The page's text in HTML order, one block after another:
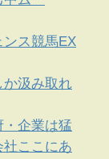
ンス競馬EX
か汲み取れ
企業は猛
ここにあ